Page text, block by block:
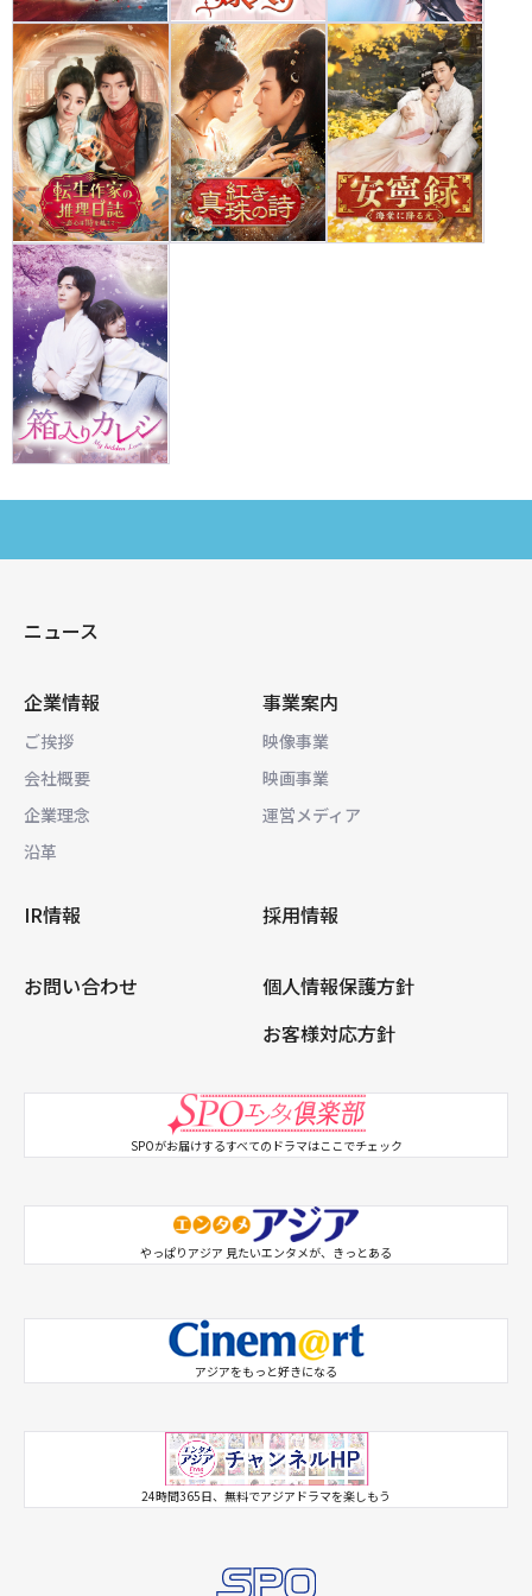
ニュース
企業情報
ご挨拶
会社概要
企業理念
沿革
事業案内
映像事業
映画事業
運営メディア
IR情報 採用情報
お問い合わせ
個人情報保護方針
お客様対応方針
SPOがお届けするすべてのドラマはここでチェック
やっぱりアジア 見たいエンタメが、きっとある
アジアをもっと好きになる
24時間365日、無料でアジアドラマを楽しもう